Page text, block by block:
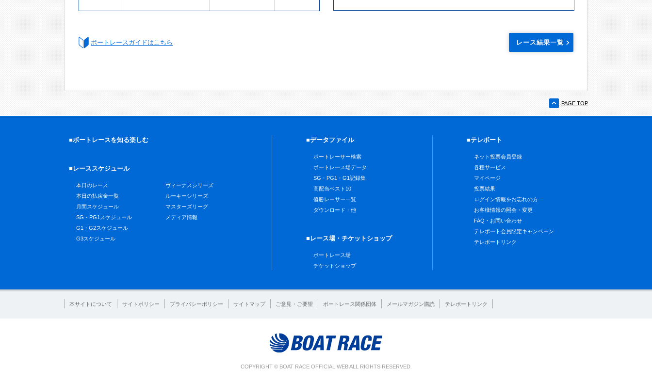
ボートレースガイドはこちら レース結果一覧
PAGE TOP
■ボートレースを知る楽しむ
■レーススケジュール
本日のレース
本日の払戻金一覧
月間スケジュール
SG・PG1スケジュール
G1・G2スケジュール
G3スケジュール
ヴィーナスシリーズ
ルーキーシリーズ
マスターズリーグ
メディア情報
■データファイル
ボートレーサー検索
ボートレース場データ
SG・PG1・G1記録集
高配当ベスト10
優勝レーサー一覧
ダウンロード・他
■レース場・チケットショップ
ボートレース場
チケットショップ
■テレボート
ネット投票会員登録
各種サービス
マイページ
投票結果
ログイン情報をお忘れの方
お客様情報の照会・変更
FAQ・お問い合わせ
テレボート会員限定キャンペーン
テレボートリンク
本サイトについて サイトポリシー プライバシーポリシー サイトマップ ご意見・ご要望 ボートレース関係団体 メールマガジン購読 テレボートリンク
COPYRIGHT © BOAT RACE OFFICIAL WEB ALL RIGHTS RESERVED.